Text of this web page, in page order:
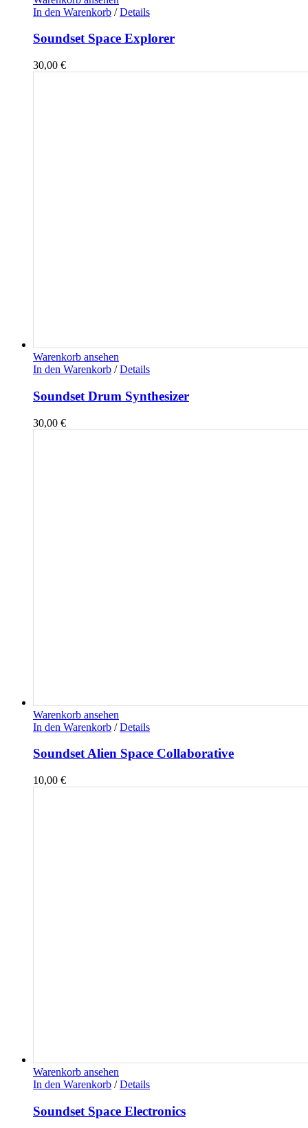
In den Warenkorb / Details
Soundset Space Explorer
30,00 €
Warenkorb ansehen
In den Warenkorb / Details
Soundset Drum Synthesizer
30,00 €
Warenkorb ansehen
In den Warenkorb / Details
Soundset Alien Space Collaborative
10,00 €
Warenkorb ansehen
In den Warenkorb / Details
Soundset Space Electronics